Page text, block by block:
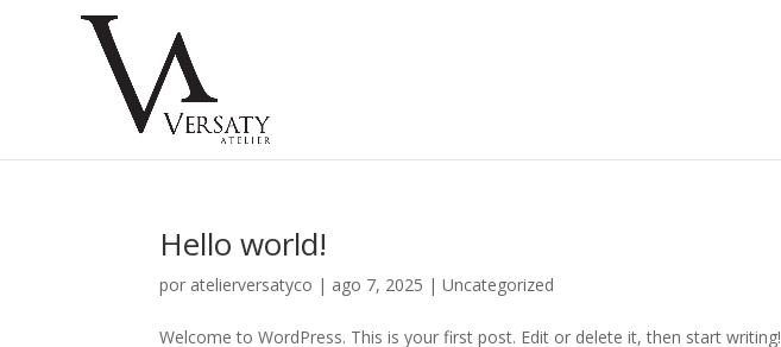
Hello world!
por atelierversatyco | ago 7, 2025 |Uncategorized
Welcome to WordPress. This is your first post. Edit or delete it, then start writing!